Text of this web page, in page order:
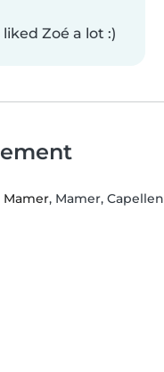
Zoé a lot :)
, Mamer, Capellen